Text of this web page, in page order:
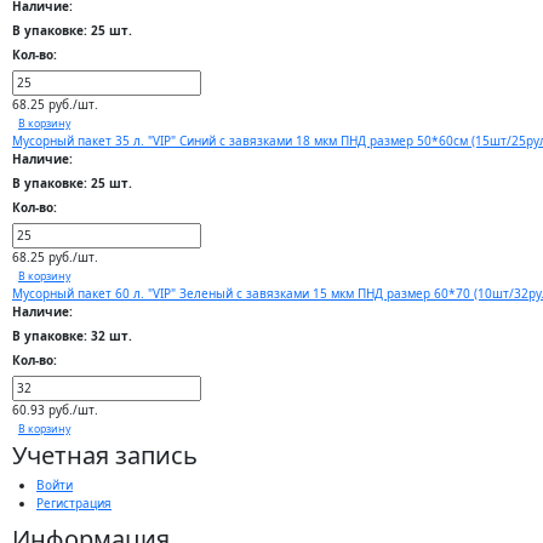
Наличие:
В упаковке: 25 шт.
Кол-во:
68.25 руб./шт.
В корзину
Мусорный пакет 35 л. "VIP" Синий с завязками 18 мкм ПНД размер 50*60см (15шт/
Наличие:
В упаковке: 25 шт.
Кол-во:
68.25 руб./шт.
В корзину
Мусорный пакет 60 л. "VIP" Зеленый с завязками 15 мкм ПНД размер 60*70 (10шт/
Наличие:
В упаковке: 32 шт.
Кол-во:
60.93 руб./шт.
В корзину
Учетная запись
Войти
Регистрация